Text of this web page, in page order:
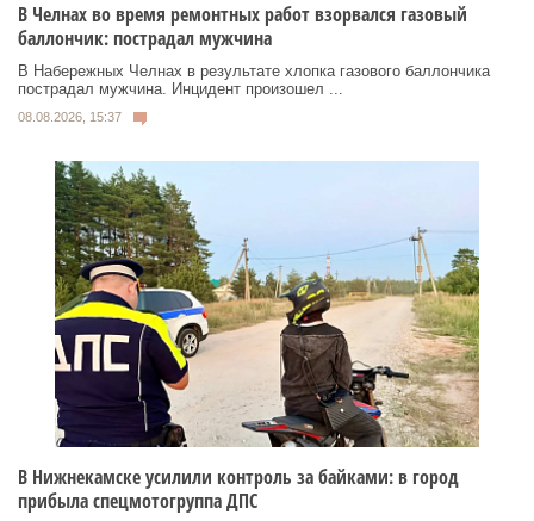
В Челнах во время ремонтных работ взорвался газовый
баллончик: пострадал мужчина
В Набережных Челнах в результате хлопка газового баллончика
пострадал мужчина. Инцидент произошел ...
08.08.2026, 15:37
В Нижнекамске усилили контроль за байками: в город
прибыла спецмотогруппа ДПС